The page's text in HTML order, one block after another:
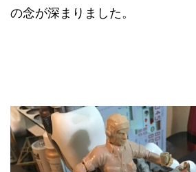
の念が深まりました。